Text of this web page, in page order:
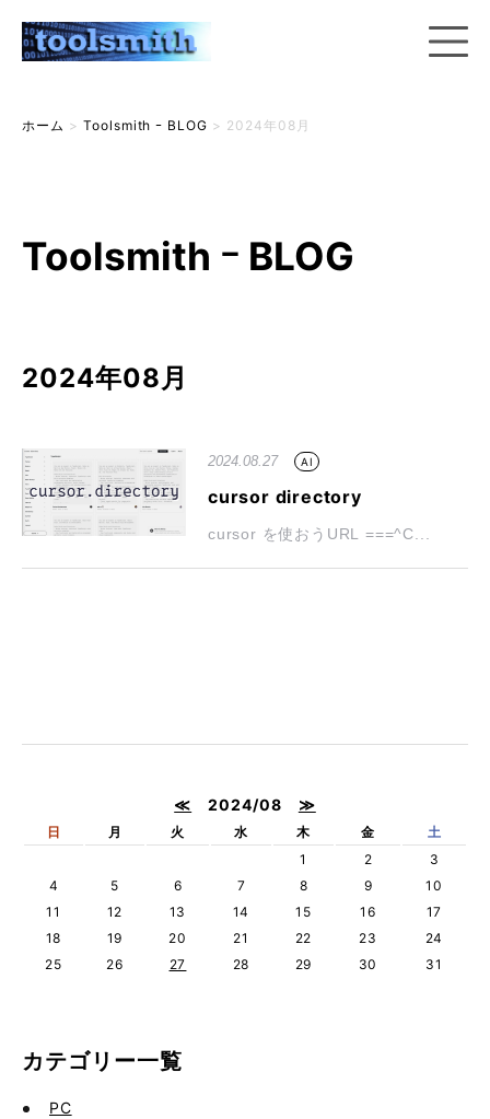
ホーム > Toolsmith ｰ BLOG > 2024年08月
Toolsmith ｰ BLOG
2024年08月
2024.08.27 AI
cursor directory
cursor を使おうURL ===^C...
≪ 2024/08 ≫
日 月 火 水 木 金
土
1
2
3
4
5 6 7 8 9
10
11
12 13 14 15 16
17
18
19 20 21 22 23
24
25
26 27 28 29 30 31
カテゴリー一覧
PC